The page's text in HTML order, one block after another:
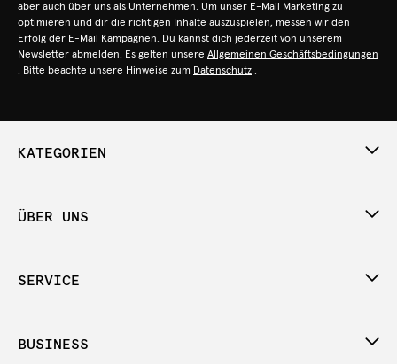
aber auch über uns als Unternehmen. Um unser E-Mail Marketing zu
optimieren und dir die richtigen Inhalte auszuspielen, messen wir den
Erfolg der E-Mail Kampagnen. Du kannst dich jederzeit von unserem
Newsletter abmelden. Es gelten unsere Allgemeinen Geschäftsbedingungen
. Bitte beachte unsere Hinweise zum Datenschutz .
KATEGORIEN
ÜBER UNS
SERVICE
BUSINESS